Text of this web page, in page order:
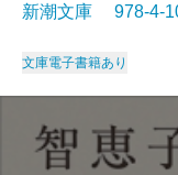
新潮文庫 978-4-
文庫電子書籍あり